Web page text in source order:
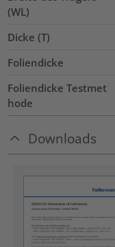
(WL)
Dicke (T)
Foliendicke
Foliendicke Testmet
hode
Downloads